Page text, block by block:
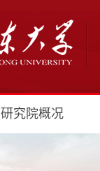
研究院概况